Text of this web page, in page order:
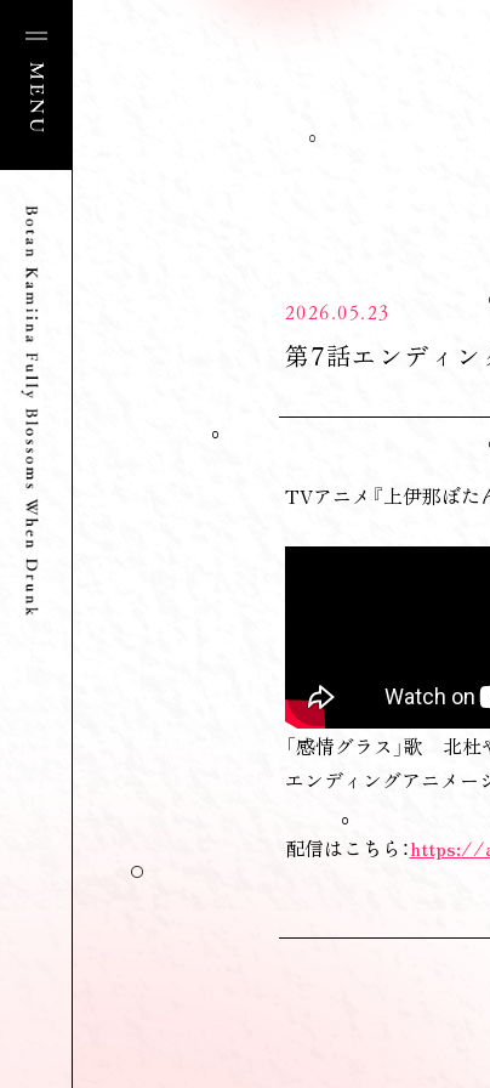
2026.05.23
第7話エンディン
TVアニメ『上伊那ぼた
「感情グラス」歌 北杜
エンディングアニメー
配信はこちら：https://